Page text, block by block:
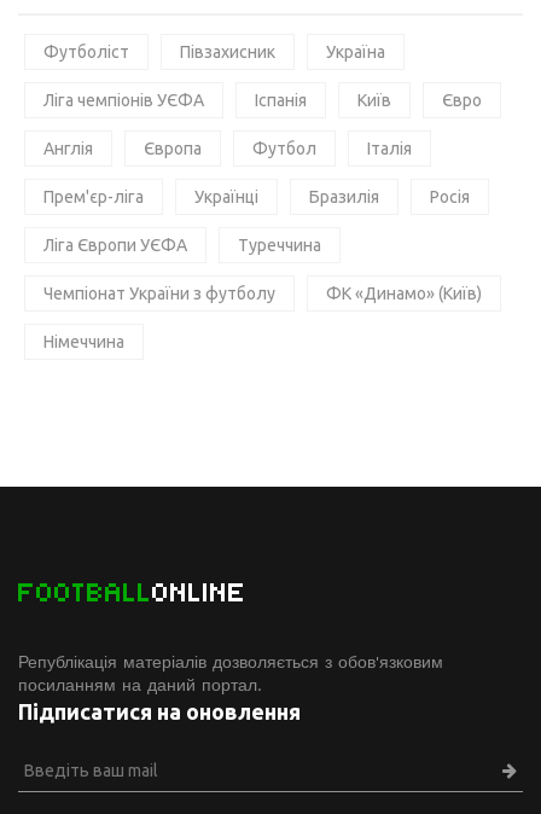
Футболіст Півзахисник Україна
Ліга чемпіонів УЄФА Іспанія Київ Євро
Англія Європа Футбол Італія
Прем'єр-ліга Українці Бразилія Росія
Ліга Європи УЄФА Туреччина
Чемпіонат України з футболу ФК «Динамо» (Київ)
Німеччина
FOOTBALLONLINE
Републікація матеріалів дозволяється з обов'язковим
посиланням на даний портал.
Підписатися на оновлення